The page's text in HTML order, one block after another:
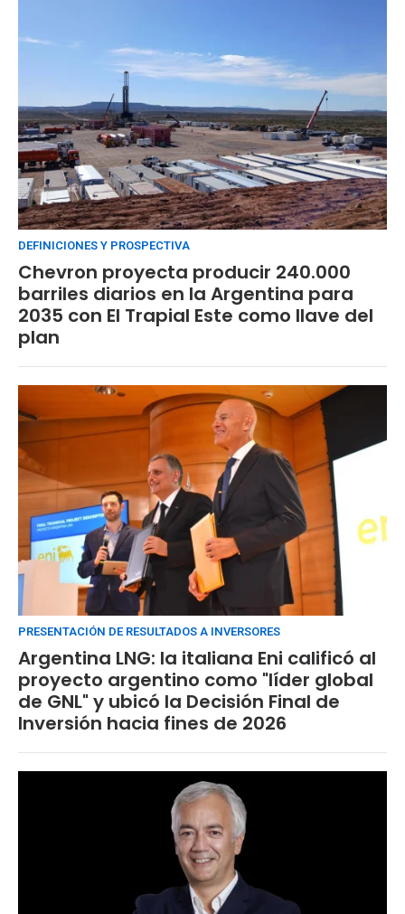
DEFINICIONES Y PROSPECTIVA
Chevron proyecta producir 240.000
barriles diarios en la Argentina para
2035 con El Trapial Este como llave del
plan
PRESENTACIÓN DE RESULTADOS A INVERSORES
Argentina LNG: la italiana Eni calificó al
proyecto argentino como "líder global
de GNL" y ubicó la Decisión Final de
Inversión hacia fines de 2026